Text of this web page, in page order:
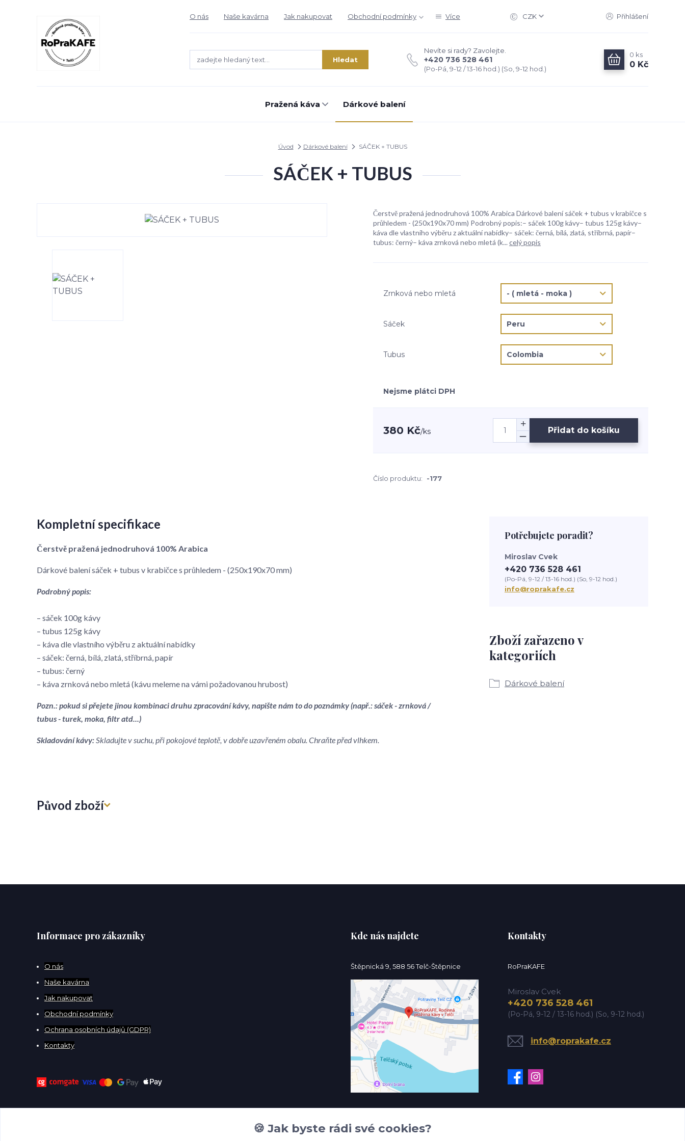
O nás Naše kavárna Jak nakupovat Obchodní podmínky Více CZK Přihlášení
Hledat
Nevíte si rady? Zavolejte.
+420 736 528 461
(Po-Pá, 9-12 / 13-16 hod.) (So, 9-12 hod.)
0 ks
0 Kč
Pražená káva Dárkové balení
Úvod Dárkové balení SÁČEK + TUBUS
SÁČEK + TUBUS
Čerstvě pražená jednodruhová 100% Arabica Dárkové balení sáček + tubus v krabičce s
průhledem - (250x190x70 mm) Podrobný popis:– sáček 100g kávy– tubus 125g kávy–
káva dle vlastního výběru z aktuální nabídky– sáček: černá, bílá, zlatá, stříbrná, papír–
tubus: černý– káva zrnková nebo mletá (k... celý popis
Zrnková nebo mletá
Sáček
Tubus
Nejsme plátci DPH
380 Kč/ks Přidat do košíku
Číslo produktu: -177
Kompletní specifikace
Čerstvě pražená jednodruhová 100% Arabica
Dárkové balení sáček + tubus v krabičce s průhledem - (250x190x70 mm)
Podrobný popis:
– sáček 100g kávy
– tubus 125g kávy
– káva dle vlastního výběru z aktuální nabídky
– sáček: černá, bílá, zlatá, stříbrná, papír
– tubus: černý
– káva zrnková nebo mletá (kávu meleme na vámi požadovanou hrubost)
Pozn.: pokud si přejete jinou kombinaci druhu zpracování kávy, napište nám to do poznámky (např.: sáček - zrnková /
tubus - turek, moka, filtr atd...)
Skladování kávy:Skladujte v suchu, při pokojové teplotě, v dobře uzavřeném obalu. Chraňte před vlhkem.
Původ zboží
Zboží zařazeno v
kategoriích
Dárkové balení
Potřebujete poradit?
Miroslav Cvek
+420 736 528 461
(Po-Pá, 9-12 / 13-16 hod.) (So, 9-12 hod.)
info@roprakafe.cz
Informace pro zákazníky
O nás
Naše kavárna
Jak nakupovat
Obchodní podmínky
Ochrana osobních údajů (GDPR)
Kontakty
Kde nás najdete
Štěpnická 9, 588 56 Telč-Štěpnice
Kontakty
RoPraKAFE
Miroslav Cvek
+420 736 528 461
(Po-Pá, 9-12 / 13-16 hod.) (So, 9-12 hod.)
info@roprakafe.cz
🍪 Jak byste rádi své cookies?